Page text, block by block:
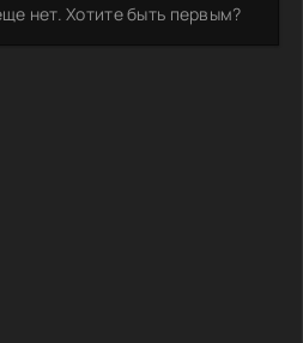
нет. Хотите быть первым?